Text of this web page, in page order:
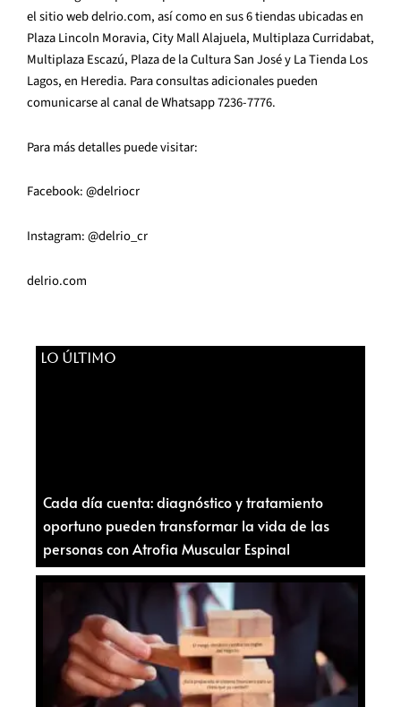
el sitio web delrio.com, así como en sus 6 tiendas ubicadas en
Plaza Lincoln Moravia, City Mall Alajuela, Multiplaza Curridabat,
Multiplaza Escazú, Plaza de la Cultura San José y La Tienda Los
Lagos, en Heredia. Para consultas adicionales pueden
comunicarse al canal de Whatsapp 7236-7776.
Para más detalles puede visitar:
Facebook: @delriocr
Instagram: @delrio_cr
delrio.com
LO ÚLTIMO
Cada día cuenta: diagnóstico y tratamiento
oportuno pueden transformar la vida de las
personas con Atrofia Muscular Espinal